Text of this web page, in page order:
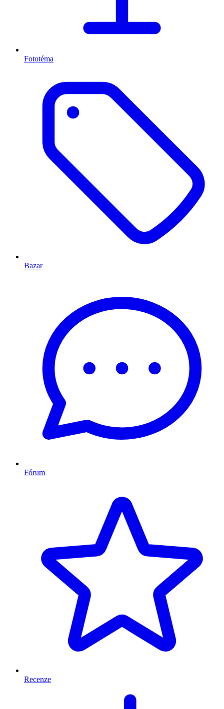
Fototéma
Bazar
Fórum
Recenze